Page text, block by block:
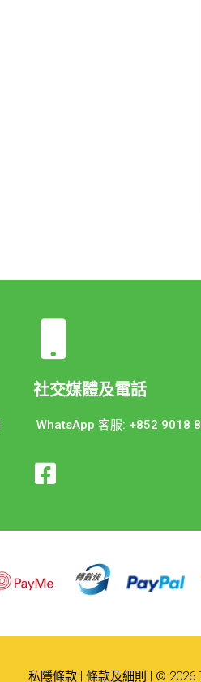
社交媒體及電話
WhatsApp 客服: +852 9018
私隱條款 | 條款及細則 | © 2026